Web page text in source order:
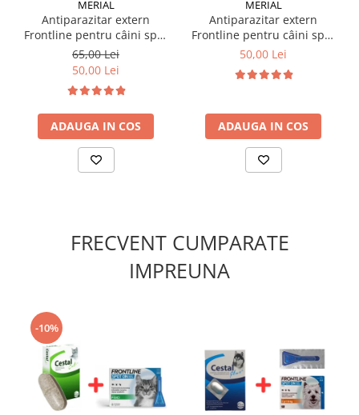
Ambalaj:
de hrană uscată veterinară
Ambalaj sigilat, cu zip-lock pentru prospețime
Ideal pentru testare sau consum de scurtă durată, se
administreaza pana la12 saptamanani consecutiv
MERIAL
Antiparazitar extern
Frontline pentru câini spot
on 2-10 KG, 1 pipetă
65,00 Lei
50,00 Lei
ADAUGA IN COS
MERIAL
Antiparazitar extern
Frontline pentru câini spot
on 20-40 KG, 1 pipetă
50,00 Lei
ADAUGA IN COS
FRECVENT CUMPARATE
IMPREUNA
-10%